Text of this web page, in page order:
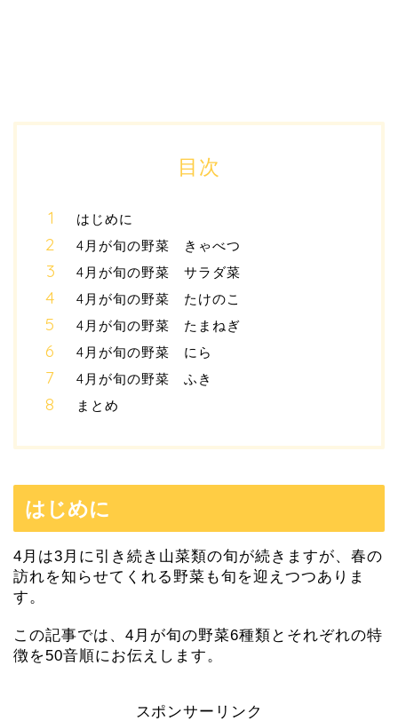
目次
はじめに
4月が旬の野菜 きゃべつ
4月が旬の野菜 サラダ菜
4月が旬の野菜 たけのこ
4月が旬の野菜 たまねぎ
4月が旬の野菜 にら
4月が旬の野菜 ふき
まとめ
はじめに
4月は3月に引き続き山菜類の旬が続きますが、春の
訪れを知らせてくれる野菜も旬を迎えつつありま
す。
この記事では、4月が旬の野菜6種類とそれぞれの特
徴を50音順にお伝えします。
スポンサーリンク